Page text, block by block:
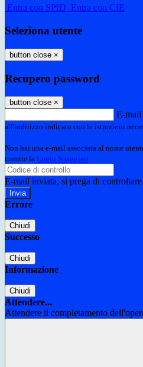
Entra con SPID Entra con CIE
Seleziona utente
button close ×
Recupero password
button close ×
E-mail
all'indirizzo indicato con le istruzioni
Non hai una e-mail associata al nome
tramite la Login Spaggiari
E-mail inviata, si prega di
Errore
Chiudi
Successo
Chiudi
Informazione
Chiudi
Attendere...
Attendere il completamento